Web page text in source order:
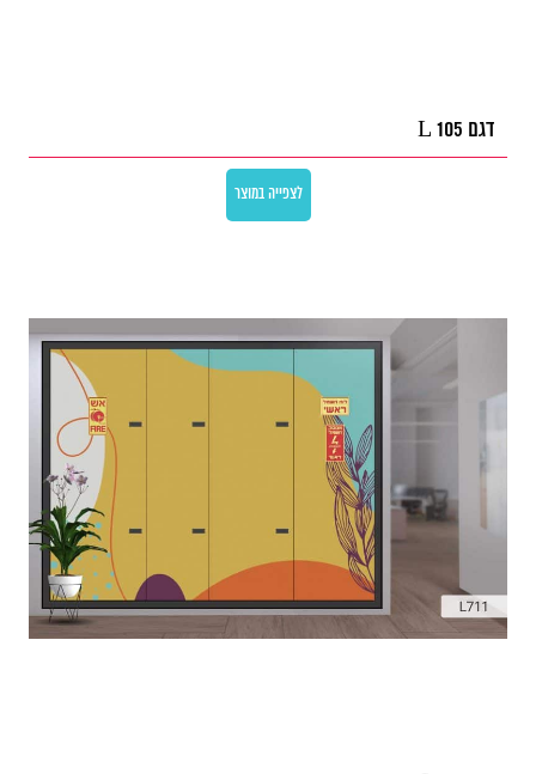
דגם L 105
לצפייה במוצר